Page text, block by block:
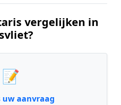
vergelijken in
📝
uw aanvraag